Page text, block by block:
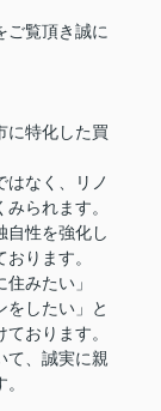
ョン完
ご覧頂き誠に
に特化した買
はなく、リノ
られます。
自性を強化し
ります。
みたい」
をしたい」と
おります。
て、誠実に親